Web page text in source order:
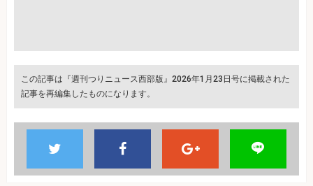
この記事は『週刊つりニュース西部版』2026年1月23日号に掲載された
記事を再編集したものになります。